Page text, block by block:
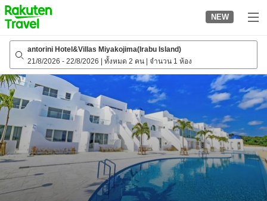
to
top
page
NEW
antorini Hotel&Villas Miyakojima(Irabu Island)
21/8/2026 - 22/8/2026 ทั้งหมด 2 คน จำนวน 1 ห้อง